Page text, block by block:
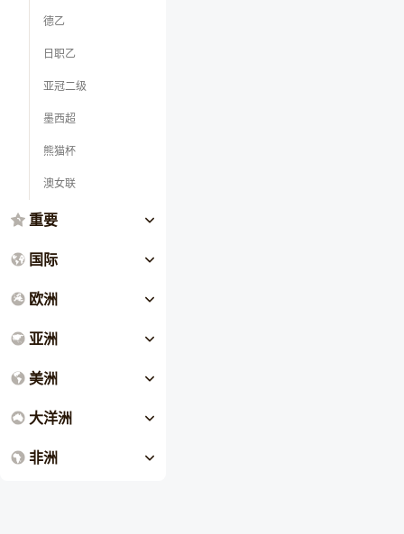
德乙
日职乙
亚冠二级
墨西超
熊猫杯
澳女联
重要
国际
欧洲
亚洲
美洲
大洋洲
非洲